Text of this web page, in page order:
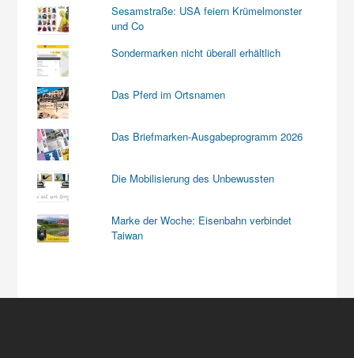
Sesamstraße: USA feiern Krümelmonster
und Co
Sondermarken nicht überall erhältlich
Das Pferd im Ortsnamen
Das Briefmarken-Ausgabeprogramm 2026
Die Mobilisierung des Unbewussten
Marke der Woche: Eisenbahn verbindet
Taiwan